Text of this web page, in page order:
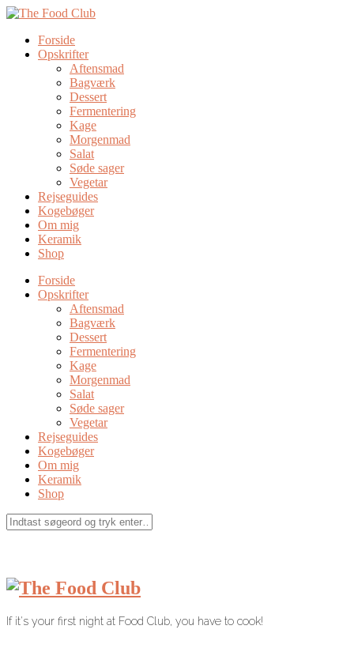
Forside
Opskrifter
Aftensmad
Bagværk
Dessert
Fermentering
Kage
Morgenmad
Salat
Søde sager
Vegetar
Rejseguides
Kogebøger
Om mig
Keramik
Shop
Forside
Opskrifter
Aftensmad
Bagværk
Dessert
Fermentering
Kage
Morgenmad
Salat
Søde sager
Vegetar
Rejseguides
Kogebøger
Om mig
Keramik
Shop
If it's your first night at Food Club, you have to cook!